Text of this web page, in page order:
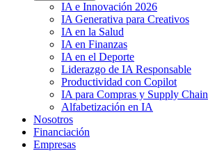
IA e Innovación 2026
IA Generativa para Creativos
IA en la Salud
IA en Finanzas
IA en el Deporte
Liderazgo de IA Responsable
Productividad con Copilot
IA para Compras y Supply Chain
Alfabetización en IA
Nosotros
Financiación
Empresas